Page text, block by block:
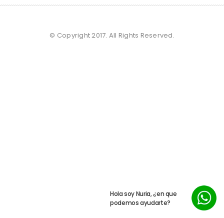
© Copyright 2017. All Rights Reserved.
Hola soy Nuria, ¿en que
podemos ayudarte?